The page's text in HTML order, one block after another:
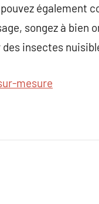
également
songez à bien
insectes
mesure